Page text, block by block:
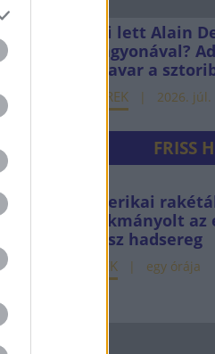
Mi lett Alain
vagyonával?
csavar a
HÍREK 2026. júl.
FRISS
Amerikai
zsákmányolt
orosz hadsereg
HÍREK egy órája